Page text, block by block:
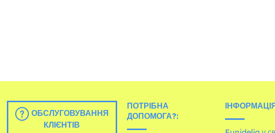
ОБСЛУГОВУВАННЯ
КЛІЄНТІВ
ПОТРІБНА
ДОПОМОГА?: